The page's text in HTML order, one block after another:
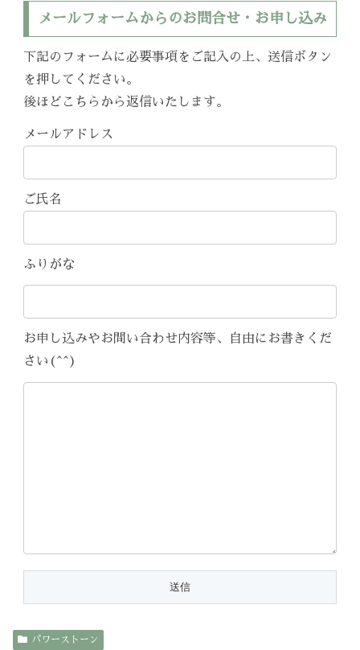
メールフォームからのお問合せ・お申し込み
下記のフォームに必要事項をご記入の上、送信ボタン
を押してください。
後ほどこちらから返信いたします。
メールアドレス
ご氏名
ふりがな
お申し込みやお問い合わせ内容等、自由にお書きくだ
さい(^^)
パワーストーン